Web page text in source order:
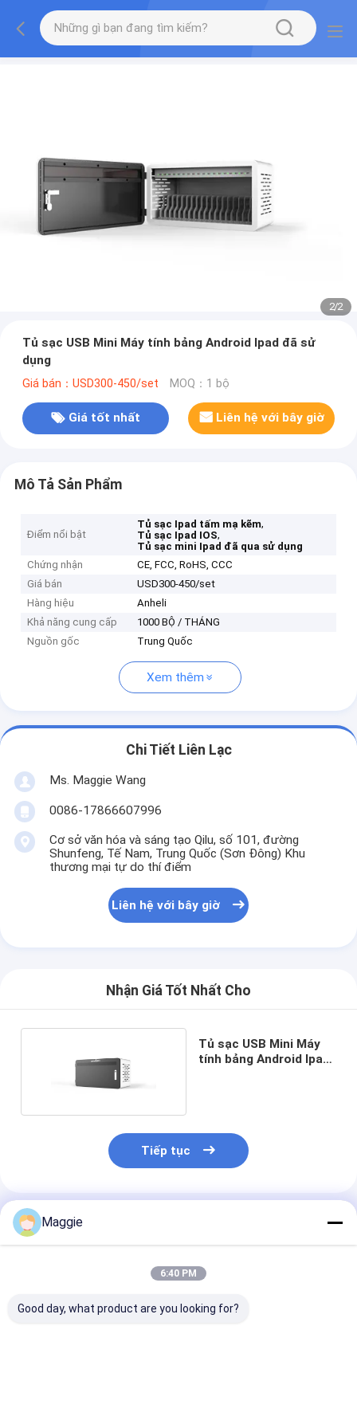
2/2
Tủ sạc USB Mini Máy tính bảng Android Ipad đã sử
dụng
Giá bán：USD300-450/set MOQ：1 bộ
Giá tốt nhất Liên hệ với bây giờ
Mô Tả Sản Phẩm
Điểm nổi bật
Tủ sạc Ipad tấm mạ kẽm,
Tủ sạc Ipad IOS,
Tủ sạc mini Ipad đã qua sử dụng
Chứng nhận
CE, FCC, RoHS, CCC
Giá bán
USD300-450/set
Hàng hiệu
Anheli
Khả năng cung cấp
1000 BỘ / THÁNG
Nguồn gốc
Trung Quốc
Xem thêm
Chi Tiết Liên Lạc
Ms. Maggie Wang
0086-17866607996
Cơ sở văn hóa và sáng tạo Qilu, số 101, đường
Shunfeng, Tế Nam, Trung Quốc (Sơn Đông) Khu
thương mại tự do thí điểm
Liên hệ với bây giờ
Nhận Giá Tốt Nhất Cho
Tủ sạc USB Mini Máy
tính bảng Android Ipad
Tiếp tục
Sản Phẩm Khuyến Cáo
Maggie
6:40 PM
Good day, what product are you looking for?